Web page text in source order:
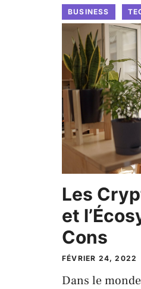
BUSINESS
Les
et
Cons
FÉVRIER 24, 2022
Dans le